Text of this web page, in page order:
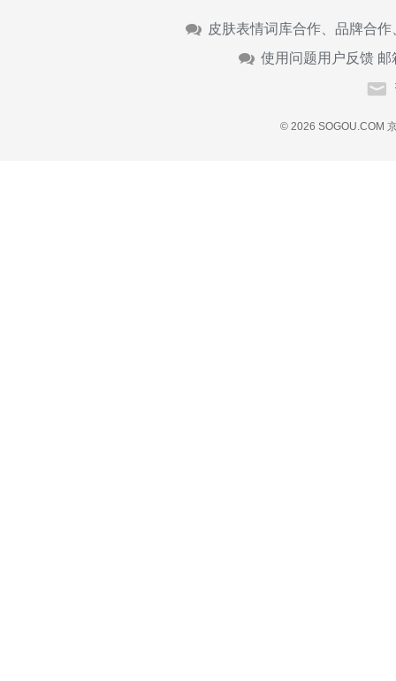
皮肤表情词库合作、品牌合
使用问题用户反馈 邮
© 2026 SOGOU.COM